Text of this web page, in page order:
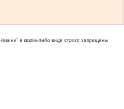
в каком-либо виде строго запрещены